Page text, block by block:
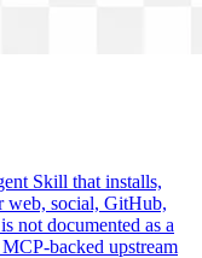
Skill that installs,
web, social, GitHub,
not documented as a
backed upstream